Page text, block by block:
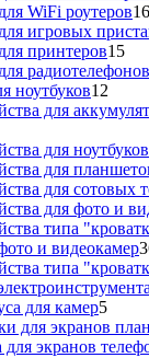
WiFi роутеров16
игровых
принтеров1515
радиотелефонов
ноутбуков12
для
для ноутбуков
для
для сотовых
для фото и
типа
и видеокамер
типа
для камер55
для экранов
экранов